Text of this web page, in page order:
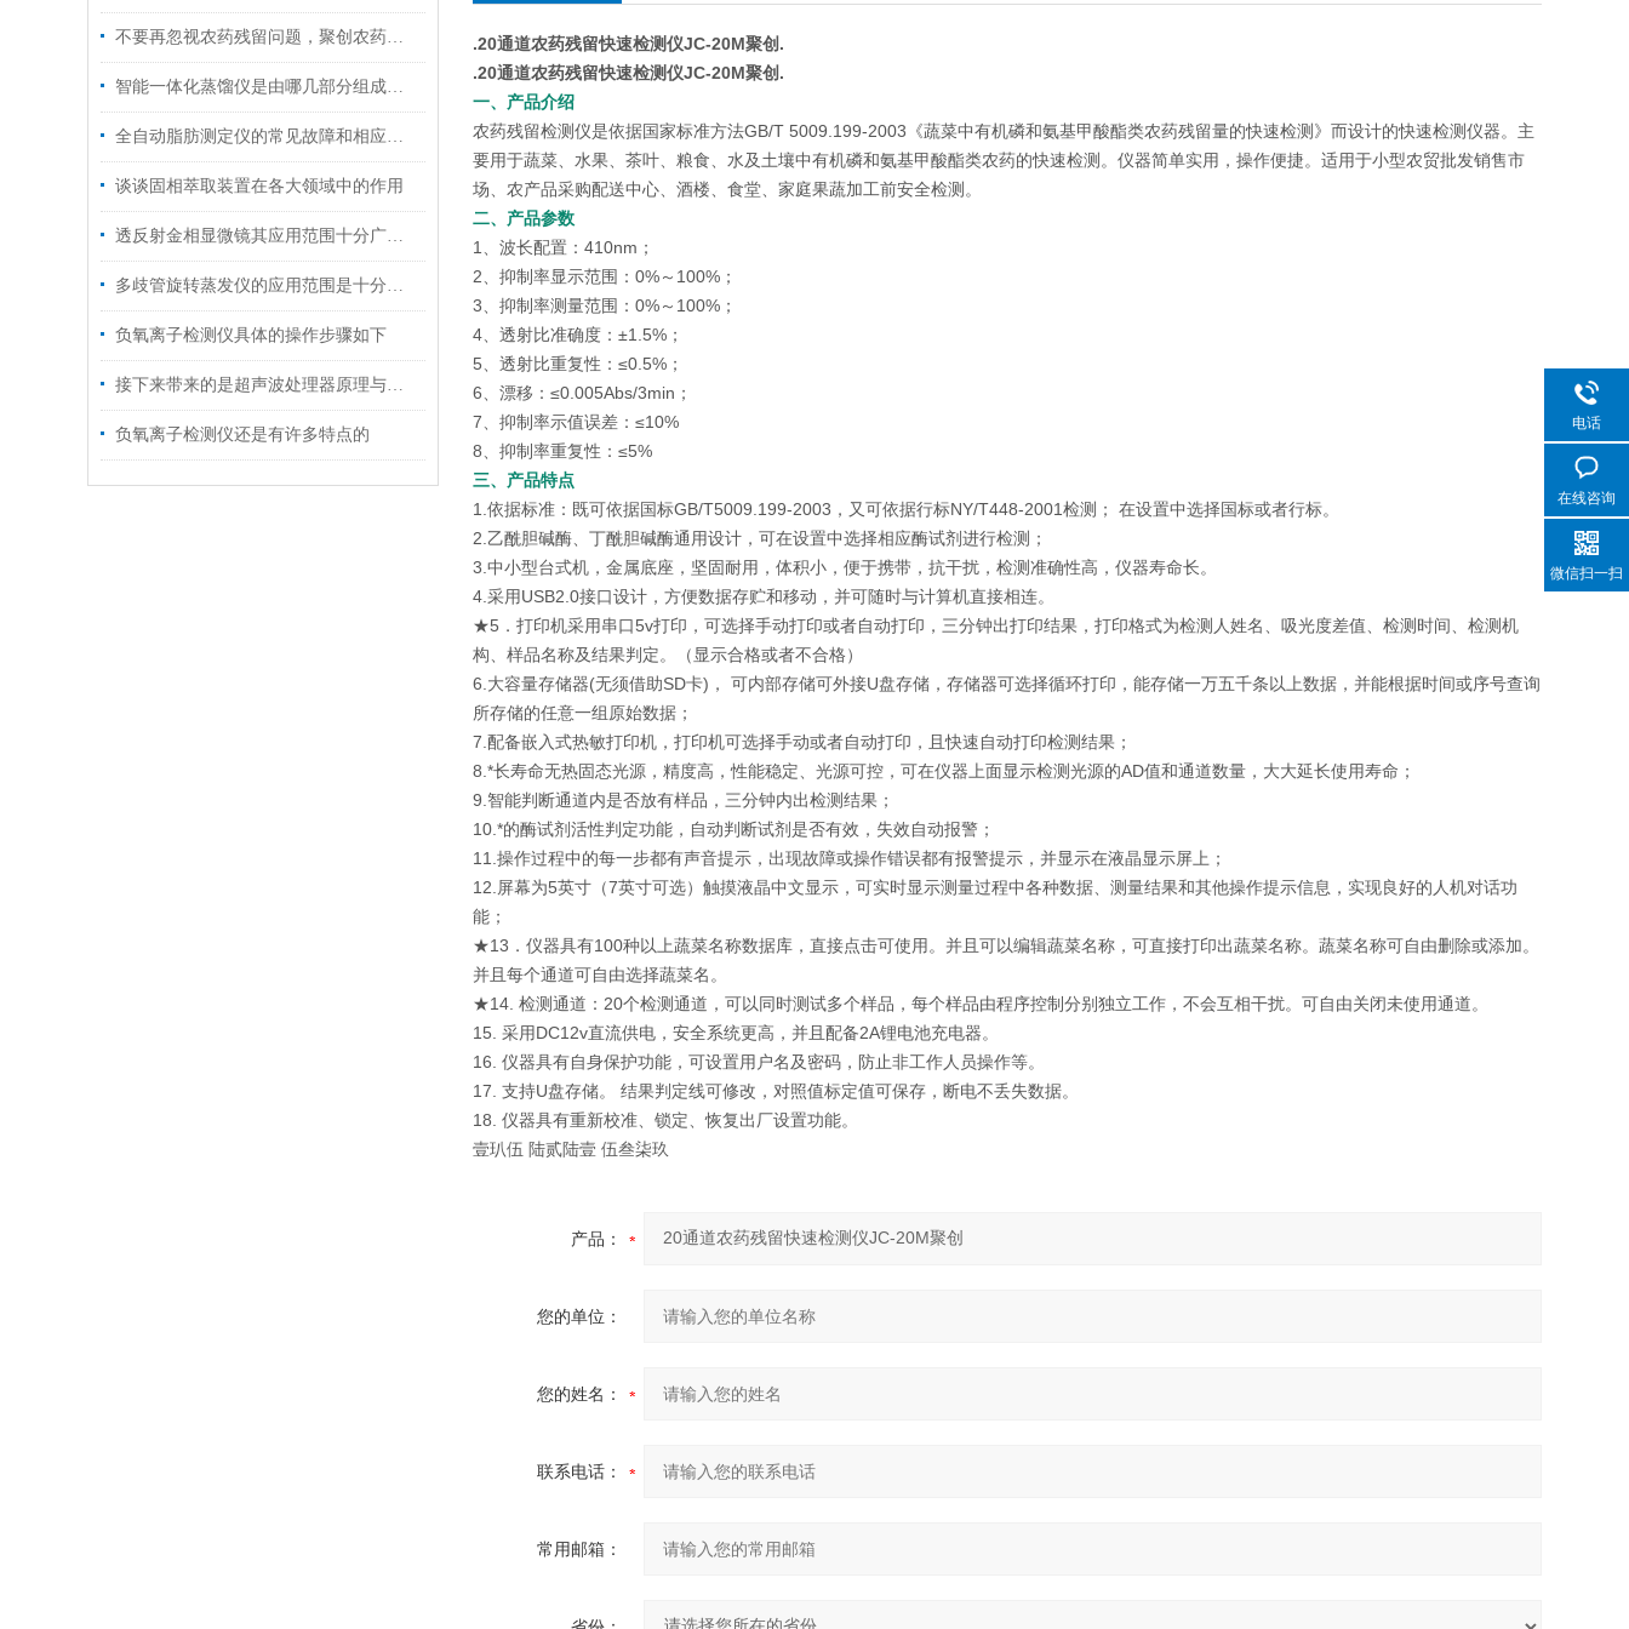
不要再忽视农药残留问题，聚创农药残留检测仪来帮您！
智能一体化蒸馏仪是由哪几部分组成的呢？
全自动脂肪测定仪的常见故障和相应的解决策略
谈谈固相萃取装置在各大领域中的作用
透反射金相显微镜其应用范围十分广泛，主要涵盖以下几个核心领域
多歧管旋转蒸发仪的应用范围是十分广泛的
负氧离子检测仪具体的操作步骤如下
接下来带来的是超声波处理器原理与特点
负氧离子检测仪还是有许多特点的
.20通道农药残留快速检测仪JC-20M聚创 .
.20通道农药残留快速检测仪JC-20M聚创 .
一、产品介绍
农药残留检测仪是依据国家标准方法GB/T 5009.199-2003《蔬菜中有机磷和氨基甲酸酯类农药残留量的快速检测》而设计的快速检测仪器。主
要用于蔬菜、水果、茶叶、粮食、水及土壤中有机磷和氨基甲酸酯类农药的快速检测。仪器简单实用，操作便捷。适用于小型农贸批发销售市
场、农产品采购配送中心、酒楼、食堂、家庭果蔬加工前安全检测。
二、产品参数
1、波长配置：410nm；
2、抑制率显示范围：0%～100%；
3、抑制率测量范围：0%～100%；
4、透射比准确度：±1.5%；
5、透射比重复性：≤0.5%；
6、漂移：≤0.005Abs/3min；
7、抑制率示值误差：≤10%
8、抑制率重复性：≤5%
三、产品特点
1.依据标准：既可依据国标GB/T5009.199-2003，又可依据行标NY/T448-2001检测； 在设置中选择国标或者行标。
2.乙酰胆碱酶、丁酰胆碱酶通用设计，可在设置中选择相应酶试剂进行检测；
3.中小型台式机，金属底座，坚固耐用，体积小，便于携带，抗干扰，检测准确性高，仪器寿命长。
4.采用USB2.0接口设计，方便数据存贮和移动，并可随时与计算机直接相连。
★5．打印机采用串口5v打印，可选择手动打印或者自动打印，三分钟出打印结果，打印格式为检测人姓名、吸光度差值、检测时间、检测机
构、样品名称及结果判定。（显示合格或者不合格）
6.大容量存储器(无须借助SD卡)， 可内部存储可外接U盘存储，存储器可选择循环打印，能存储一万五千条以上数据，并能根据时间或序号查询
所存储的任意一组原始数据；
7.配备嵌入式热敏打印机，打印机可选择手动或者自动打印，且快速自动打印检测结果；
8.*长寿命无热固态光源，精度高，性能稳定、光源可控，可在仪器上面显示检测光源的AD值和通道数量，大大延长使用寿命；
9.智能判断通道内是否放有样品，三分钟内出检测结果；
10.*的酶试剂活性判定功能，自动判断试剂是否有效，失效自动报警；
11.操作过程中的每一步都有声音提示，出现故障或操作错误都有报警提示，并显示在液晶显示屏上；
12.屏幕为5英寸（7英寸可选）触摸液晶中文显示，可实时显示测量过程中各种数据、测量结果和其他操作提示信息，实现良好的人机对话功
能；
★13．仪器具有100种以上蔬菜名称数据库，直接点击可使用。并且可以编辑蔬菜名称，可直接打印出蔬菜名称。蔬菜名称可自由删除或添加。
并且每个通道可自由选择蔬菜名。
★14. 检测通道：20个检测通道，可以同时测试多个样品，每个样品由程序控制分别独立工作，不会互相干扰。可自由关闭未使用通道。
15. 采用DC12v直流供电，安全系统更高，并且配备2A锂电池充电器。
16. 仪器具有自身保护功能，可设置用户名及密码，防止非工作人员操作等。
17. 支持U盘存储。 结果判定线可修改，对照值标定值可保存，断电不丢失数据。
18. 仪器具有重新校准、锁定、恢复出厂设置功能。
壹玐伍 陆贰陆壹 伍叁柒玖
产品：
您的单位：
您的姓名：
联系电话：
常用邮箱：
电话
在线咨询
微信扫一扫